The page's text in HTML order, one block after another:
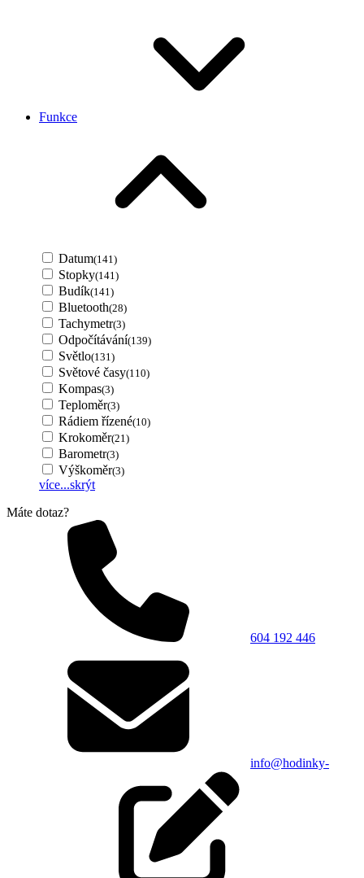
Funkce
Datum(141)
Stopky(141)
Budík(141)
Bluetooth(28)
Tachymetr(3)
Odpočítávání(139)
Světlo(131)
Světové časy(110)
Kompas(3)
Teploměr(3)
Rádiem řízené(10)
Krokoměr(21)
Barometr(3)
Výškoměr(3)
více...skrýt
Máte dotaz?
604 192 446
info@hodinky-